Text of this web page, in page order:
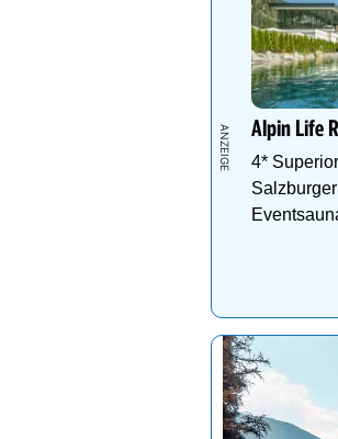
Alpin Life
4*